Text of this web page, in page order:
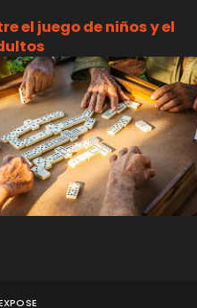
el juego de niños y el